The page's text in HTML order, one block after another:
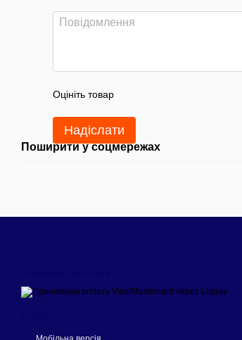
Оцініть товар
Надіслати
Поширити у соцмережах